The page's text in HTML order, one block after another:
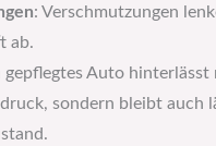
: Verschmutzungen
ab.
gepflegtes Auto
sondern bleibt auch